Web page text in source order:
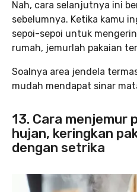
Nah, cara selanjutnya ini
sebelumnya. Ketika kamu
sepoi-sepoi untuk
rumah, jemurlah pakaian
Soalnya area jendela
mudah mendapat sinar
13. Cara menjemur
hujan, keringkan
dengan setrika